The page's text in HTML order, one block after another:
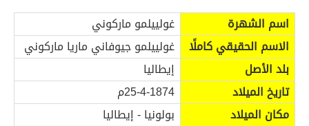
اسم الشهرة
غولييلمو ماركوني
الاسم الحقيقي كاملًا
غولييلمو جيوفاني ماريا ماركوني
بلد الأصل
إيطاليا
تاريخ الميلاد
25-4-1874م
مكان الميلاد
بولونيا - إيطاليا